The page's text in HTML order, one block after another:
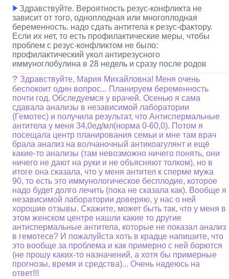
Здравствуйте. Вероятность резус-конфликта не
зависит от того, одноплодная или многоплодная
беременность. надо сдать антитела к резус-фактору.
Если их нет, то есть профилактические меры, чтобы
проблем с резус-конфликтом не было:
профилактический укол антирезусного
иммуноглобулина в 28 недель и сразу после родов
? Здравствуйте, Мария Михайловна! Меня очень
беспокоит один вопрос... Планируем беременность
почти год. Обследуемся у врачей. Осенью я сама
сдавала анализы в независимой лаборатории
(Гемотес) и получила результат, что Антиспермальные
антитела у меня 34,0ед/мл(норма 0-60,0). Потом я
посещала центр планирования семьи и мне там врач
брала анализ на волчаночный антикоагулянт и ещё
какие-то анализы (там невозможно ничего понять, они
ничего не дают на руки и не объясняют толком), но в
итоге она сказала, что у меня антител к сперме мужа
90, то есть это иммунологическое бесплодие, которое
надо будет долго лечить (пока не сказала как). Вообще я
независимой лаборатории доверяю, у нас о ней
хорошие отзывы. Скажите, может быть так, что у меня в
этом женском центре нашли какие то другие
антиспермальные антитела, которые не показал анализ
в гемотесе? И пожалуйста хоть в крадце напишите, что
это вообще за проблема и как примерно с ней борются
(не прошу каких-то назначений, а хотя бы примерные
прогнозы, время и средства)... Очень надеюсь на
ответ!!!